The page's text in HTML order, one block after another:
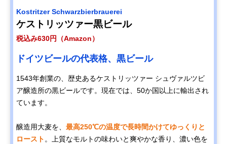
Kostritzer Schwarzbierbrauerei
ケストリッツァー黒ビール
税込み630円（Amazon）
ドイツビールの代表格、黒ビール
1543年創業の、歴史あるケストリッツァー シュヴァルツビ
ア醸造所の黒ビールです。現在では、50か国以上に輸出され
ています。
醸造用大麦を、 最高250℃の温度で長時間かけてゆっくりと
ロースト。上質なモルトの味わいと爽やかな香り、濃い色を